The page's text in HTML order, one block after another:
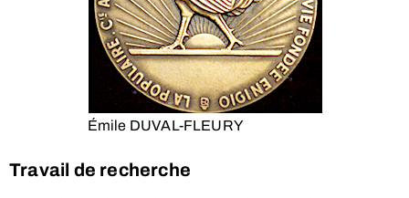
Émile DUVAL-FLEURY
Travail de recherche